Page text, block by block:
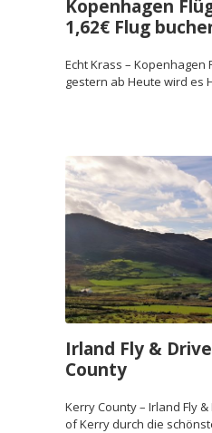
Kopenhagen
1,62€ Flug
Echt Krass – Kopenhagen
gestern ab Heute wird es
Irland Fly &
County
Kerry County – Irland Fly
of Kerry durch die